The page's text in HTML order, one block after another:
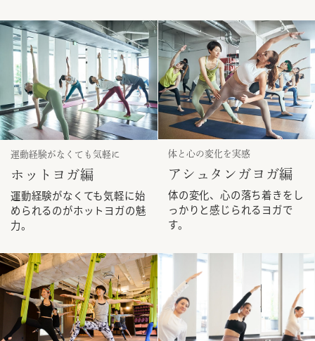
運動経験がなくても気軽に
ホットヨガ編
運動経験がなくても気軽に始
められるのがホットヨガの魅
力。
体と心の変化を実感
アシュタンガヨガ編
体の変化、心の落ち着きをし
っかりと感じられるヨガで
す。